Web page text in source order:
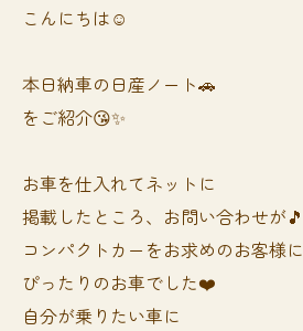
こんにちは☺️
本日納車の日産ノート🚗
をご紹介😘✨
お車を仕入れてネットに
掲載したところ、お問い合わせが🎵
コンパクトカーをお求めのお客様に
ぴったりのお車でした❤️
自分が乗りたい車に